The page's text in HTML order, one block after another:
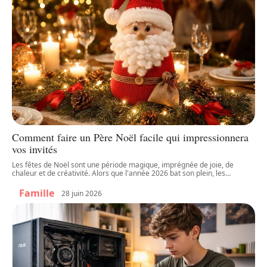
Comment faire un Père Noël facile qui impressionnera
vos invités
Les fêtes de Noël sont une période magique, imprégnée de joie, de
chaleur et de créativité. Alors que l'année 2026 bat son plein, les…
Famille 28 juin 2026